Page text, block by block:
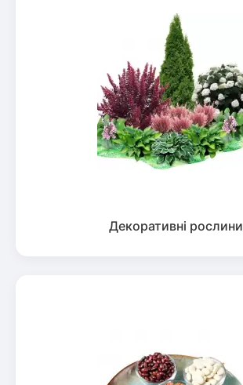
Декоративні рослини